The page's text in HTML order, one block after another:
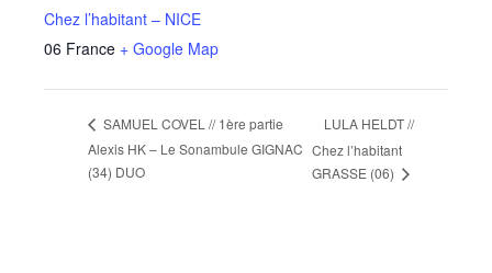
Chez l’habitant – NICE
06 France + Google Map
SAMUEL COVEL // 1ère partie
Alexis HK – Le Sonambule GIGNAC
(34) DUO
LULA HELDT //
Chez l’habitant
GRASSE (06)